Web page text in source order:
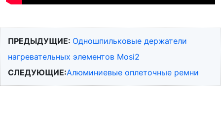
ПРЕДЫДУЩИЕ: Одношпильковые держатели
нагревательных элементов Mosi2
СЛЕДУЮЩИЕ:Алюминиевые оплеточные ремни